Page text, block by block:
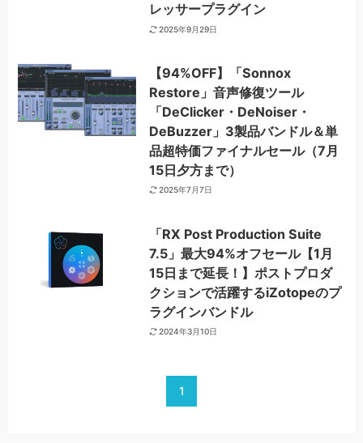
レッサープラグイン
2025年9月29日
【94%OFF】「Sonnox
Restore」音声修復ツール
「DeClicker・DeNoiser・
DeBuzzer」3製品バンドル＆単
品超特価ファイナルセール（7月
15日夕方まで）
2025年7月7日
「RX Post Production Suite
7.5」最大94%オフセール【1月
15日まで延長！】ポストプロダ
クションで活躍するiZotopeのプ
ラグインバンドル
2024年3月10日
1